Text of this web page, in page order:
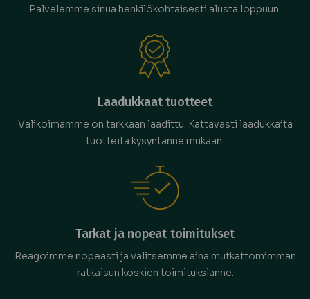
Palvelemme sinua henkilökohtaisesti alusta loppuun.
Laadukkaat tuotteet
Valikoimamme on tarkkaan laadittu. Kattavasti laadukkaita
tuotteita kysyntänne mukaan.
Tarkat ja nopeat toimitukset
Reagoimme nopeasti ja valitsemme aina mutkattomimman
ratkaisun koskien toimituksianne.